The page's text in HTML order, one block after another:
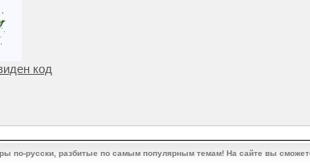
код
по-русски, разбитые по самым популярным темам! На сайте вы